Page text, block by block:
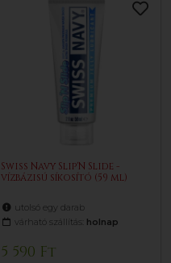
Swiss Navy Slip'N Slide -
vízbázisú síkosító (59 ml)
utolsó egy darab
várható szállítás: holnap
5 590 Ft